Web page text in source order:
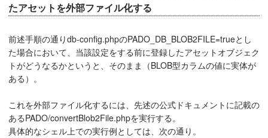
たアセットを外部ファイル化する
前述手順の通りdb-config.phpのPADO_DB_BLOB2FILE=trueとし
た場合において、当該設定をする前に登録したアセットオブジェク
トがどうなるかというと、そのまま（BLOB型カラムの値に実体が
ある）。
これを外部ファイル化するには、先述の公式ドキュメントに記載の
あるPADO/convertBlob2File.phpを実行する。
具体的なシェル上での実行例としては、次の通り。